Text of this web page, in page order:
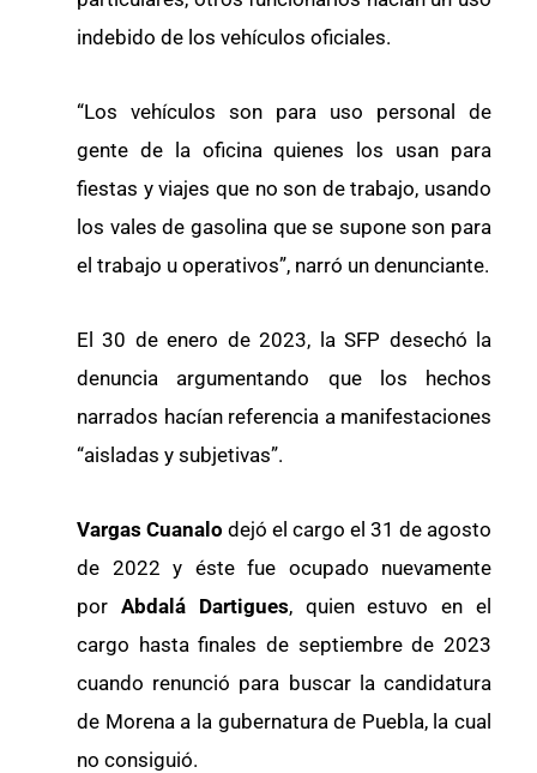
indebido de los vehículos oficiales.
“Los vehículos son para uso personal de
gente de la oficina quienes los usan para
fiestas y viajes que no son de trabajo, usando
los vales de gasolina que se supone son para
el trabajo u operativos”, narró un denunciante.
El 30 de enero de 2023, la SFP desechó la
denuncia argumentando que los hechos
narrados hacían referencia a manifestaciones
“aisladas y subjetivas”.
Vargas Cuanalo dejó el cargo el 31 de agosto
de 2022 y éste fue ocupado nuevamente
por Abdalá Dartigues, quien estuvo en el
cargo hasta finales de septiembre de 2023
cuando renunció para buscar la candidatura
de Morena a la gubernatura de Puebla, la cual
no consiguió.